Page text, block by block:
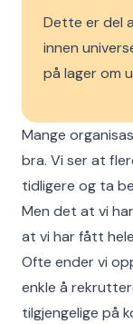
Dette er del
innen
på lager om
Mange
bra. Vi ser at
tidligere og ta
Men det at vi
at vi har fått
Ofte ender vi
enkle å
tilgjengelige på